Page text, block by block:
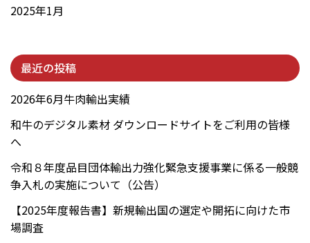
2025年1月
最近の投稿
2026年6月牛肉輸出実績
和牛のデジタル素材 ダウンロードサイトをご利用の皆様
へ
令和８年度品目団体輸出力強化緊急支援事業に係る一般競
争入札の実施について（公告）
【2025年度報告書】新規輸出国の選定や開拓に向けた市
場調査